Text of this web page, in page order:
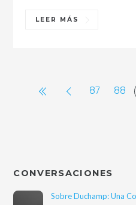
LEER MÁS
87 88
CONVERSACIONES
Sobre Duchamp: Una